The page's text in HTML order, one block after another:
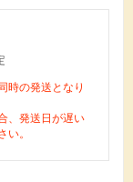
時の発送となり
、発送日が遅い
い。